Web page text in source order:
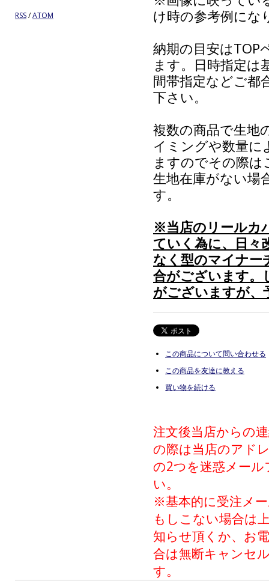
け時の参考例にな
納期の目安はTOP
ます。日時指定は
間帯指定などご都
下さい。
複数の商品で生地
イミングや数量に
ますのでその際は
生地在庫がない場
す。
※当店のリールカ
ていく為に、日々
なく型のマイナー
合がございます。
がございますが、
この商品について問い合わせる
この商品を友達に教える
買い物を続ける
注文後当店からの
の際は当店のアド
の2つを迷惑メー
い。
※基本的に受注メ
もしこない場合は
知らせ頂くか、お
合は無断キャンセ
す。
RSS/ATOM